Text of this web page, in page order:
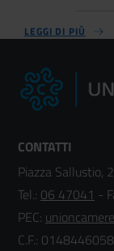
LEGGI DI PIÙ
CONTATTI
Piazza Sallustio,
Tel.: 06 47041 -
PEC:
C.F.: